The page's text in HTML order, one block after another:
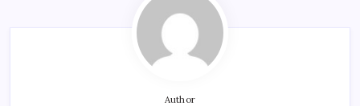
Author